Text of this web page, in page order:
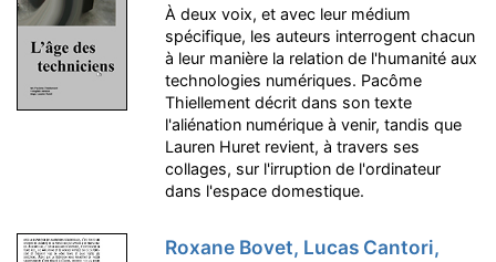
À deux voix, et avec leur médium
spécifique, les auteurs interrogent chacun
à leur manière la relation de l'humanité aux
technologies numériques. Pacôme
Thiellement décrit dans son texte
l'aliénation numérique à venir, tandis que
Lauren Huret revient, à travers ses
collages, sur l'irruption de l'ordinateur
dans l'espace domestique.
Roxane Bovet, Lucas Cantori,